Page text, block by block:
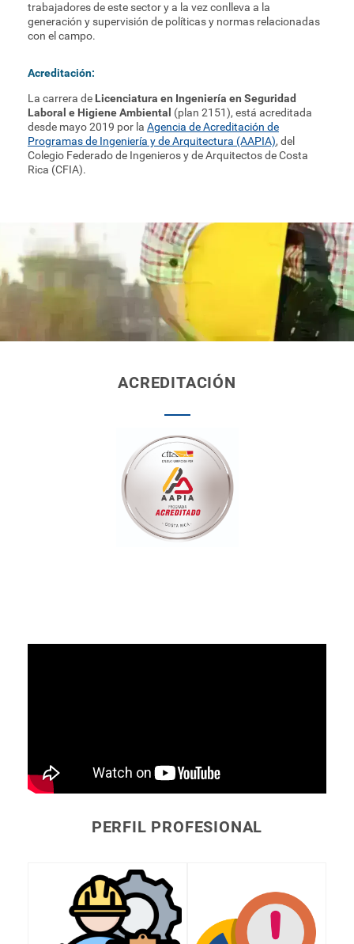
trabajadores de este sector y a la vez conlleva a la
generación y supervisión de políticas y normas relacionadas
con el campo.
Acreditación:
La carrera de Licenciatura en Ingeniería en Seguridad
Laboral e Higiene Ambiental (plan 2151), está acreditada
desde mayo 2019 por la Agencia de Acreditación de
Programas de Ingeniería y de Arquitectura (AAPIA), del
Colegio Federado de Ingenieros y de Arquitectos de Costa
Rica (CFIA).
ACREDITACIÓN
PERFIL PROFESIONAL